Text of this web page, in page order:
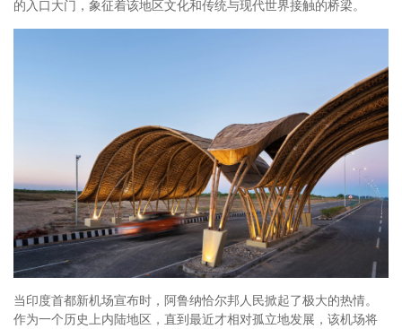
的入口大门，象征着该地区文化和传统与现代世界接触的桥梁。
当印度首都新机场宣布时，阿鲁纳恰尔邦人民掀起了极大的热情。
作为一个历史上内陆地区，直到最近才相对孤立地发展，该机场将